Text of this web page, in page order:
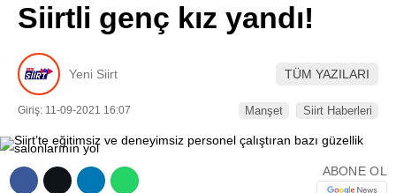
BAYKAN
PERVARI
ŞIRVAN
Siirtli genç kız yandı!
Yeni Siirt TÜM YAZILARI
Giriş: 11-09-2021 16:07 Manşet Siirt Haberleri
ABONE OL